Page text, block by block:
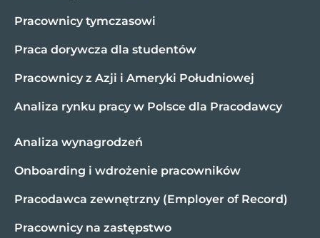
Pracownicy tymczasowi
Praca dorywcza dla studentów
Pracownicy z Azji i Ameryki Południowej
Analiza rynku pracy w Polsce dla Pracodawcy
Analiza wynagrodzeń
Onboarding i wdrożenie pracowników
Pracodawca zewnętrzny (Employer of Record)
Pracownicy na zastępstwo